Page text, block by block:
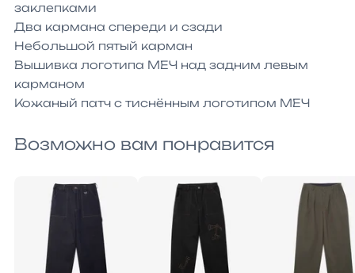
заклепками
Два кармана спереди и сзади
Небольшой пятый карман
Вышивка логотипа МЕЧ над задним левым
карманом
Кожаный патч с тиснённым логотипом МЕЧ
Возможно вам понравится